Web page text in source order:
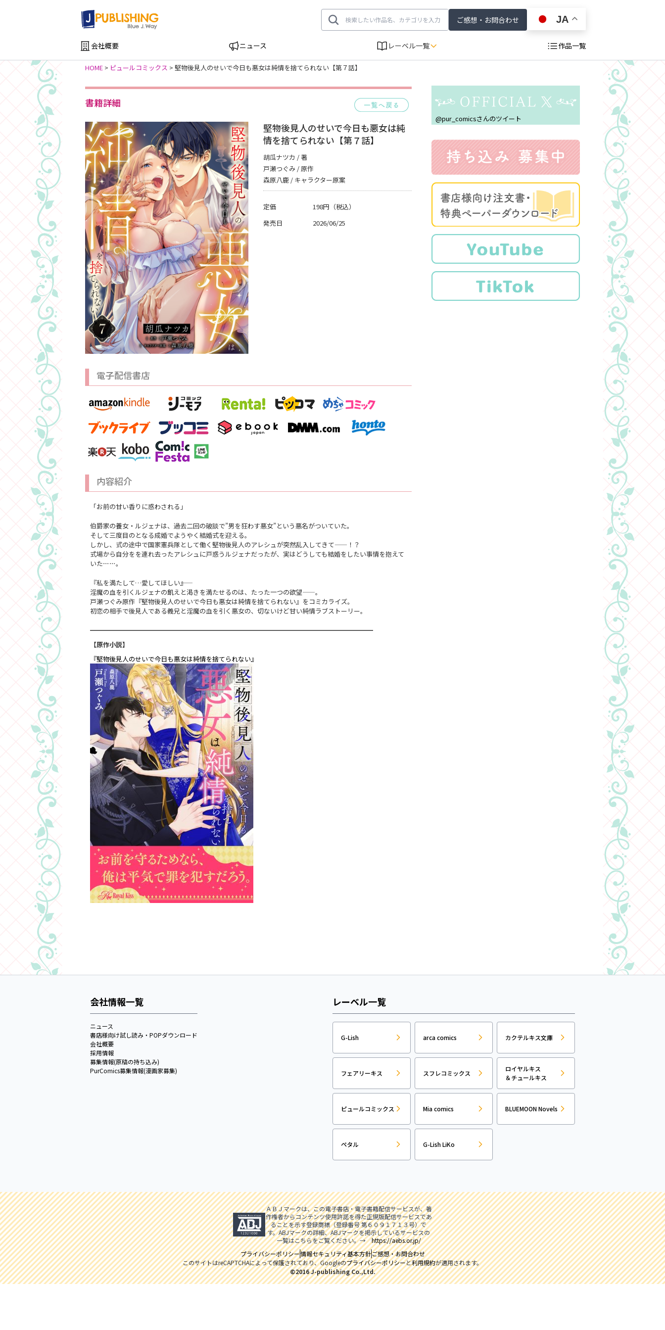
ご感想・お問合わせ JA
会社概要 ニュース レーベル一覧 作品一覧
HOME > ピュールコミックス > 堅物後見人のせいで今日も悪女は純情を捨てられない【第７話】
書籍詳細
一覧へ戻る
堅物後見人のせいで今日も悪女は純
情を捨てられない【第７話】
胡瓜ナツカ / 著
戸瀬つぐみ / 原作
森原八鹿 / キャラクター原案
定価
198円（税込）
発売日
2026/06/25
電子配信書店
内容紹介
「お前の甘い香りに惑わされる」
伯爵家の養女・ルジェナは、過去二回の破談で”男を狂わす悪女”という悪名がついていた。
そして三度目のとなる成婚でようやく結婚式を迎える。
しかし、式の途中で国家憲兵隊として働く堅物後見人のアレシュが突然乱入してきて——！？
式場から自分をを連れ去ったアレシュに戸惑うルジェナだったが、実はどうしても結婚をしたい事情を抱えて
いた⋯⋯。
『私を満たして…愛してほしい――』
淫魔の血を引くルジェナの飢えと渇きを満たせるのは、たった一つの欲望——。
戸瀬つぐみ原作『堅物後見人のせいで今日も悪女は純情を捨てられない』をコミカライズ。
初恋の相手で後見人である義兄と淫魔の血を引く悪女の、切ないけど甘い純情ラブストーリー。
━━━━━━━━━━━━━━━━━━━━━━━━━━━━━━━━━━━━━━━━━━━━
【原作小説】
『堅物後見人のせいで今日も悪女は純情を捨てられない』
@pur_comicsさんのツイート
会社情報一覧
ニュース
書店様向け試し読み・POPダウンロード
会社概要
採用情報
募集情報(原稿の持ち込み)
PurComics募集情報(漫画家募集)
レーベル一覧
G-Lish arca comics カクテルキス文庫
フェアリーキス スフレコミックス
ロイヤルキス
＆チュールキス
ピュールコミックス Mia comics BLUEMOON Novels
ペタル G-Lish LiKo
ＡＢＪマークは、この電子書店・電子書籍配信サービスが、著
作権者からコンテンツ使用許諾を得た正規版配信サービスであ
ることを示す登録商標（登録番号 第６０９１７１３号）で
す。ABJマークの詳細、ABJマークを掲示しているサービスの
一覧はこちらをご覧ください。→https://aebs.or.jp/
プライバシーポリシー情報セキュリティ基本方針ご感想・お問合わせ
このサイトはreCAPTCHAによって保護されており、Googleのプライバシーポリシーと利用規約が適用されます。
©2016 J-publishing Co.,Ltd.